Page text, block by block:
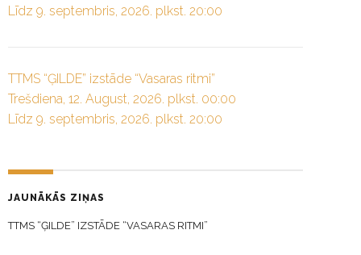
Līdz 9. septembris, 2026. plkst. 20:00
TTMS “ĢILDE” izstāde “Vasaras ritmi”
Trešdiena, 12. August, 2026. plkst. 00:00
Līdz 9. septembris, 2026. plkst. 20:00
JAUNĀKĀS ZIŅAS
TTMS “ĢILDE” IZSTĀDE “VASARAS RITMI”